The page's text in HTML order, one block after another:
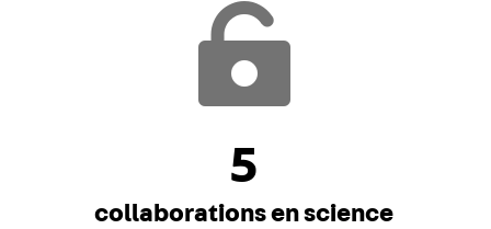

5
collaborations en science